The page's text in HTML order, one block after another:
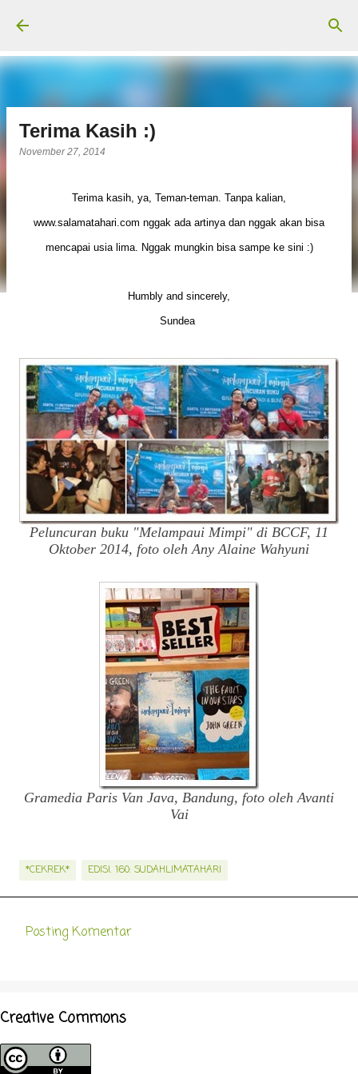
Terima Kasih :)
November 27, 2014
Terima kasih, ya, Teman-teman. Tanpa kalian,
www.salamatahari.com nggak ada artinya dan nggak akan bisa
mencapai usia lima. Nggak mungkin bisa sampe ke sini :)
Humbly and sincerely,
Sundea
Peluncuran buku "Melampaui Mimpi" di BCCF, 11
Oktober 2014, foto oleh Any Alaine Wahyuni
Gramedia Paris Van Java, Bandung, foto oleh Avanti
Vai
*CEKREK* EDISI. 160: SUDAHLIMATAHARI
e
n
t
Posting Komentar
Creative Commons